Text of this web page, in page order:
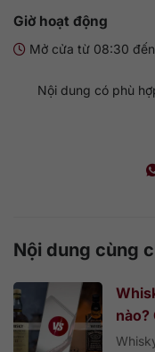
Giờ hoạt động
Mở cửa từ 08:30
Nội dung có phù
Nội dung cùng